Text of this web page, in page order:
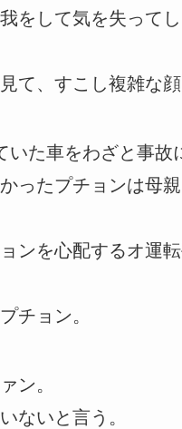
をして気を失ってし
て、すこし複雑な顔
た車をわざと事故
ったプチョンは母
ンを心配するオ運転
チョン。
ン。
ないと言う。